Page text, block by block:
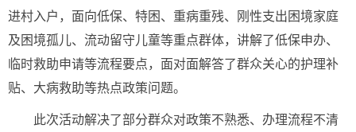
进村入户，面向低保、特困、重病重残、刚性支出困境家庭
及困境孤儿、流动留守儿童等重点群体，讲解了低保申办、
临时救助申请等流程要点，面对面解答了群众关心的护理补
贴、大病救助等热点政策问题。
此次活动解决了部分群众对政策不熟悉、办理流程不清